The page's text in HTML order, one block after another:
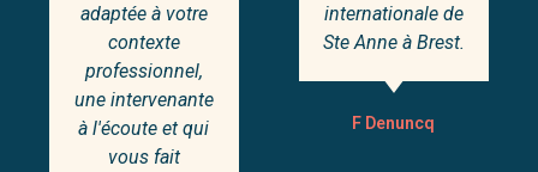
adaptée à votre
contexte
professionnel,
une intervenante
à l'écoute et qui
vous fait
internationale de
Ste Anne à Brest.
F Denuncq